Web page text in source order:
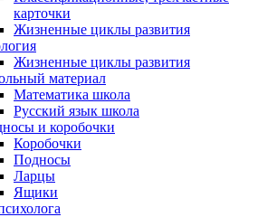
карточки
Жизненные циклы развития
Жизненные циклы развития
материал
Математика школа
Русский язык школа
и коробочки
Коробочки
Подносы
Ларцы
Ящики